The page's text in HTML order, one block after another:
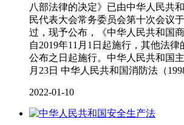
八部法律的决定》已由中华人民共
民代表大会常务委员会第十次会议
过，现予公布，《中华人民共和国
自2019年11月1日起施行，其他法
公布之日起施行。中华人民共和国
月23日 中华人民共和国消防法（
2022-01-10